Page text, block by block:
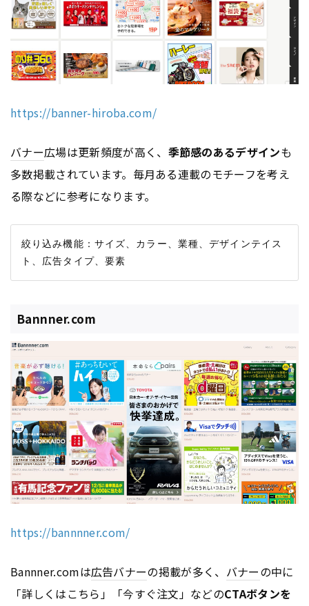
https://banner-hiroba.com/
バナー広場は更新頻度が高く、 季節感のあるデザインも
多数掲載されています。毎月ある連載のモチーフを考え
る際などに参考になります。
絞り込み機能：サイズ、カラー、業種、デザインテイス
Bannner.com
https://bannnner.com/
Bannner.comは広告バナーの掲載が多く、 バナーの中に
「詳しくはこちら」「今すぐ注文」などのCTAボタンを